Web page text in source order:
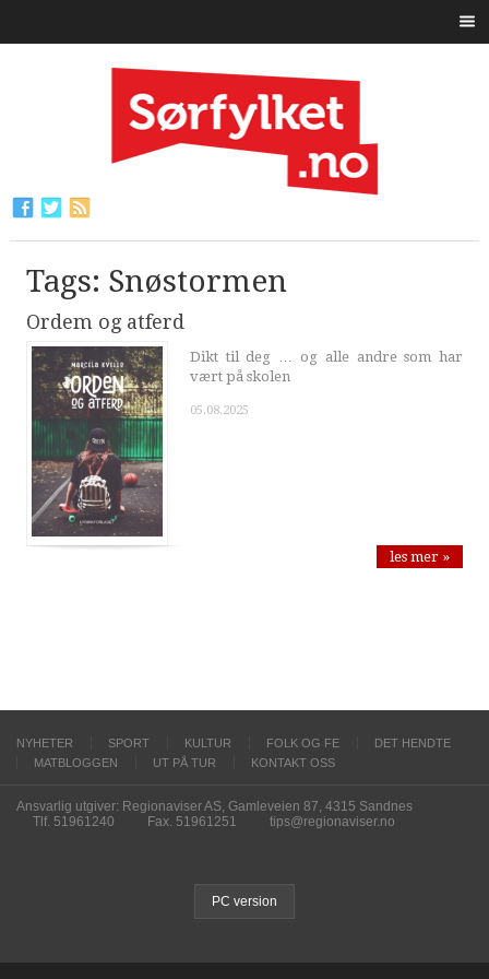
Tags: Snøstormen
Ordem og atferd
Dikt til deg … og alle andre som har
vært på skolen
05.08.2025
les mer »
NYHETER SPORT KULTUR FOLK OG FE
DET HENDTE
MATBLOGGEN
UT PÅ TUR KONTAKT OSS
Ansvarlig utgiver: Regionaviser AS, Gamleveien 87, 4315 Sandnes
Tlf. 51961240
Fax. 51961251 tips@regionaviser.no
PC version